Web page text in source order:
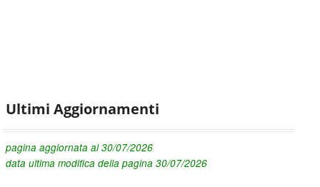
Ultimi Aggiornamenti
pagina aggiornata al 30/07/2026
data ultima modifica della pagina 30/07/2026